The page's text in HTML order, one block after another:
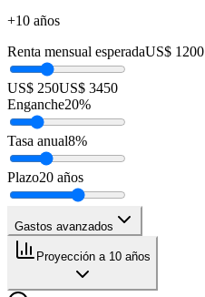
+10 años
Renta mensual esperadaUS$ 1200
US$ 250US$ 3450
Enganche20%
Tasa anual8%
Plazo20 años
Gastos avanzados
Proyección a 10 años